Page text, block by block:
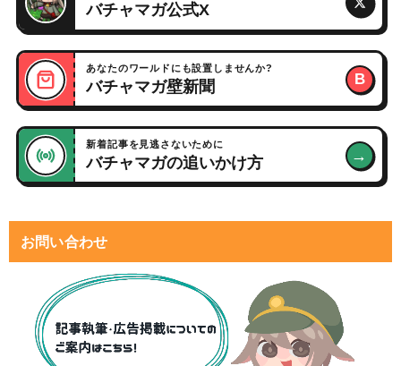
バチャマガ公式X
あなたのワールドにも設置しませんか?
バチャマガ壁新聞 B
新着記事を見逃さないために
バチャマガの追いかけ方 →
お問い合わせ